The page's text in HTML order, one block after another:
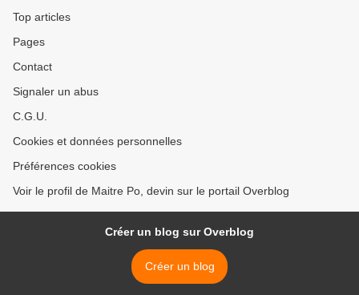
Top articles
Pages
Contact
Signaler un abus
C.G.U.
Cookies et données personnelles
Préférences cookies
Voir le profil de Maitre Po, devin sur le portail Overblog
Créer un blog sur Overblog
Créer un blog